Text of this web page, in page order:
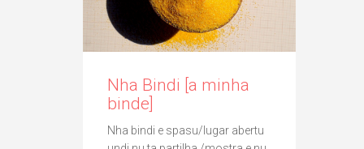
Nha Bindi [a minha
binde]
Nha bindi e spasu/lugar abertu